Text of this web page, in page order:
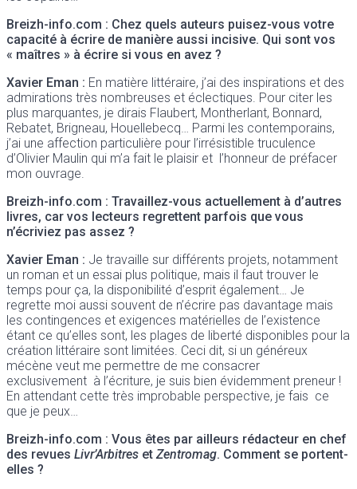
Breizh-info.com : Chez quels auteurs puisez-vous votre
capacité à écrire de manière aussi incisive. Qui sont vos
« maîtres » à écrire si vous en avez ?
Xavier Eman : En matière littéraire, j’ai des inspirations et des
admirations très nombreuses et éclectiques. Pour citer les
plus marquantes, je dirais Flaubert, Montherlant, Bonnard,
Rebatet, Brigneau, Houellebecq… Parmi les contemporains,
j’ai une affection particulière pour l’irrésistible truculence
d’Olivier Maulin qui m’a fait le plaisir et l’honneur de préfacer
mon ouvrage.
Breizh-info.com : Travaillez-vous actuellement à d’autres
livres, car vos lecteurs regrettent parfois que vous
n’écriviez pas assez ?
Xavier Eman : Je travaille sur différents projets, notamment
un roman et un essai plus politique, mais il faut trouver le
temps pour ça, la disponibilité d’esprit également… Je
regrette moi aussi souvent de n’écrire pas davantage mais
les contingences et exigences matérielles de l’existence
étant ce qu’elles sont, les plages de liberté disponibles pour la
création littéraire sont limitées. Ceci dit, si un généreux
mécène veut me permettre de me consacrer
exclusivement à l’écriture, je suis bien évidemment preneur !
En attendant cette très improbable perspective, je fais ce
que je peux…
Breizh-info.com : Vous êtes par ailleurs rédacteur en chef
des revues Livr’Arbitres etZentromag. Comment se portent-
elles ?